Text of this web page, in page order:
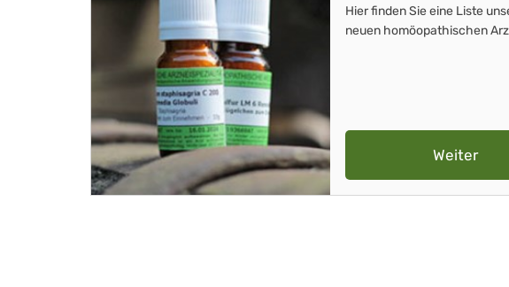
Hier finden Sie eine Liste
neuen homöopathischen
Weiter